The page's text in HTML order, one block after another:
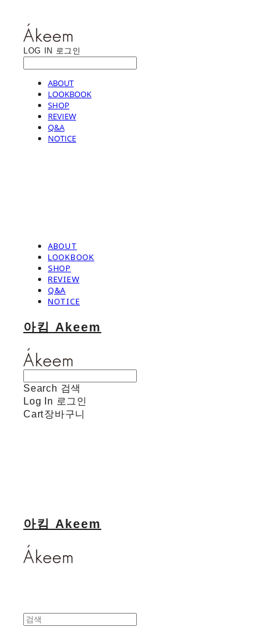
LOG IN 로그인
ABOUT
LOOKBOOK
SHOP
REVIEW
Q&A
NOTICE
ABOUT
LOOKBOOK
SHOP
REVIEW
Q&A
NOTICE
아킴 Akeem
Search 검색
Log In 로그인
Cart장바구니
아킴 Akeem